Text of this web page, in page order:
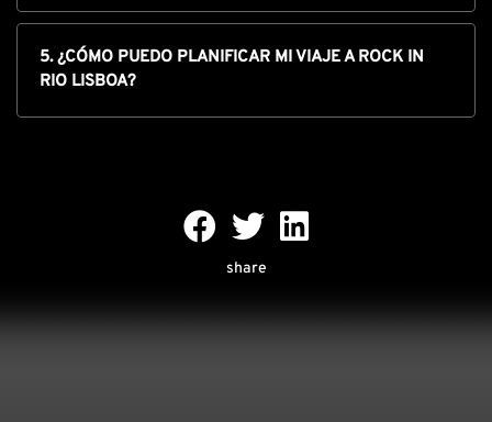
5. ¿CÓMO PUEDO PLANIFICAR MI VIAJE A ROCK IN
RIO LISBOA?
share